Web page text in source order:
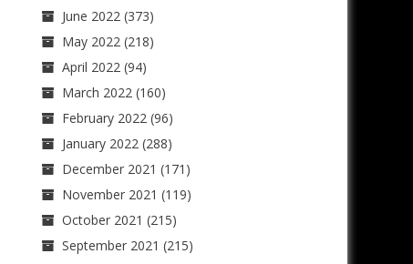
June 2022(373)
May 2022(218)
April 2022(94)
March 2022(160)
February 2022(96)
January 2022(288)
December 2021 (171)
November 2021 (119)
October 2021 (215)
September 2021 (215)